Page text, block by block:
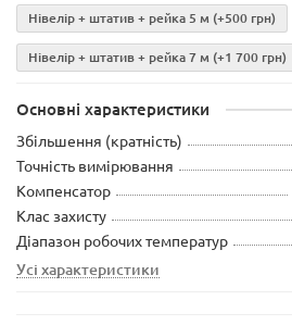
Нівелір + штатив + рейка 5 м (+500 грн)
Нівелір + штатив + рейка 7 м (+1 700 грн)
Основні характеристики
Збільшення (кратність)
Точність вимірювання
Компенсатор
Клас захисту
Діапазон робочих температур
Усі характеристики